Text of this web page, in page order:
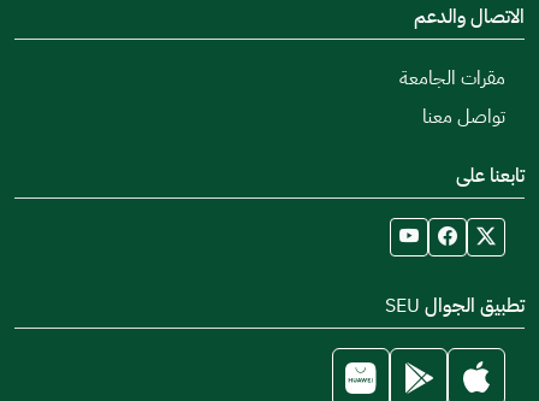
الاتصال والدعم
مقرات الجامعة
تواصل معنا
تابعنا على
تطبيق الجوال SEU